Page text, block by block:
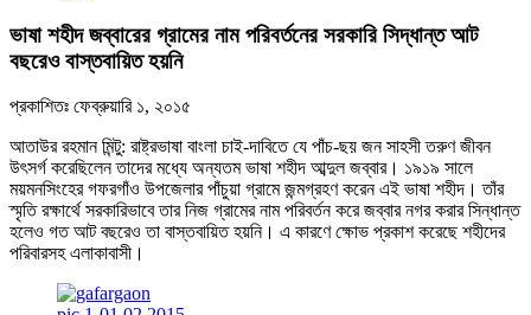
ভাষা শহীদ জব্বারের গ্রামের নাম পরিবর্তনের সরকারি সিদ্ধান্ত আট
বছরেও বাস্তবায়িত হয়নি
প্রকাশিতঃ ফেব্রুয়ারি ১, ২০১৫
আতাউর রহমান মিন্টু: ‌‌‍‌রাষ্ট্রভাষা বাংলা চাই-দাবিতে যে পাঁচ-ছয় জন সাহসী তরুণ জীবন
উৎসর্গ করেছিলেন তাদের মধ্যে অন্যতম ভাষা শহীদ আব্দুল জব্বার। ১৯১৯ সালে
ময়মনসিংহের গফরগাঁও উপজেলার পাঁচুয়া গ্রামে জন্মগ্রহণ করেন এই ভাষা শহীদ। তাঁর
স্মৃতি রক্ষার্থে সরকারিভাবে তার নিজ গ্রামের নাম পরিবর্তন করে জব্বার নগর করার সিন্ধান্ত
হলেও গত আট বছরেও তা বাস্তবায়িত হয়নি। এ কারণে ক্ষোভ প্রকাশ করেছে শহীদের
পরিবারসহ এলাকাবাসী।